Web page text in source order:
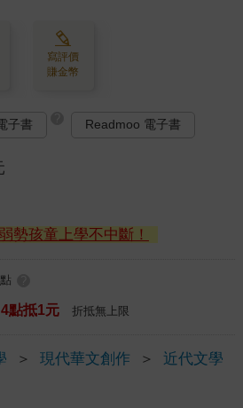
寫評價
賺金幣
子書 Readmoo 電子書
勢孩童上學不中斷！
點
點抵1元 折抵無上限
＞ 現代華文創作 ＞ 近代文學